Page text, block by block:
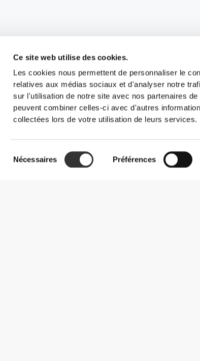
Ce site web utilise des cookies.
Les cookies nous permettent de personnaliser le
relatives aux médias sociaux et d'analyser notre
sur l'utilisation de notre site avec nos partenaires
peuvent combiner celles-ci avec d'autres
collectées lors de votre utilisation de leurs services.
du
Nécessaires Préférences